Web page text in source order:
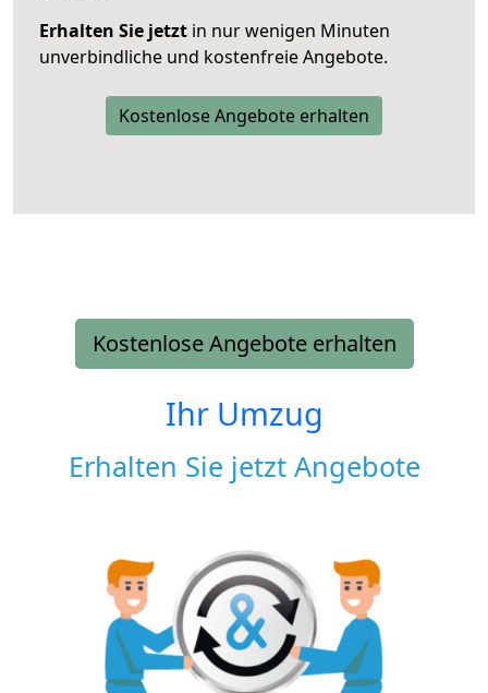
Erhalten Sie jetzt in nur wenigen Minuten
unverbindliche und kostenfreie Angebote.
Kostenlose Angebote erhalten
Kostenlose Angebote erhalten
Ihr Umzug
Erhalten Sie jetzt Angebote